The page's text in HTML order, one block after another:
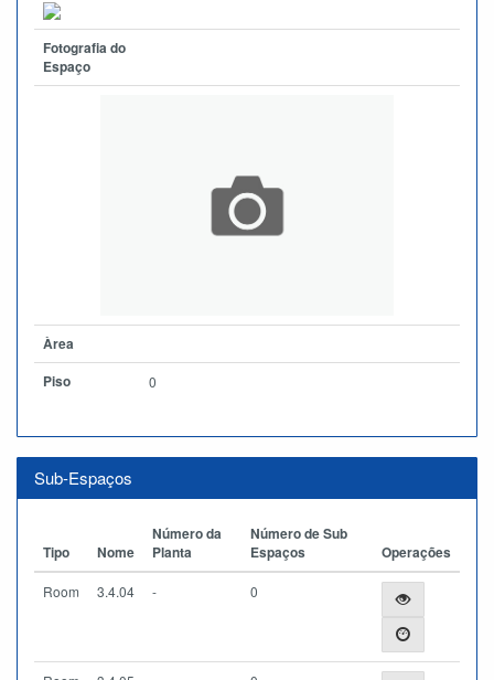
Fotografia do
Espaço
Àrea
Piso
0
Sub-Espaços
Tipo Nome
Número da
Planta
Número de Sub
Espaços
Operações
Room 3.4.04 - 0